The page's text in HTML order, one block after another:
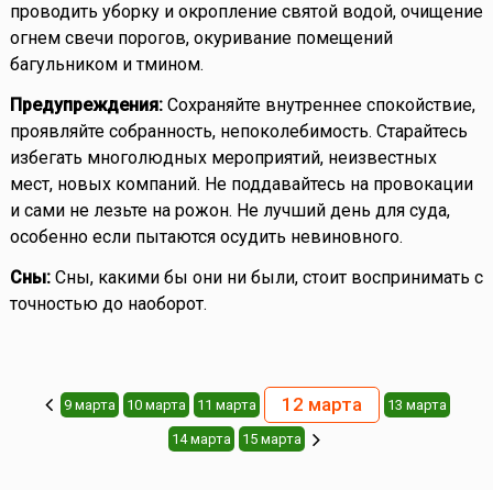
проводить уборку и окропление святой водой, очищение
огнем свечи порогов, окуривание помещений
багульником и тмином.
Предупреждения:Сохраняйте внутреннее спокойствие,
проявляйте собранность, непоколебимость. Старайтесь
избегать многолюдных мероприятий, неизвестных
мест, новых компаний. Не поддавайтесь на провокации
и сами не лезьте на рожон. Не лучший день для суда,
особенно если пытаются осудить невиновного.
Сны:Сны, какими бы они ни были, стоит воспринимать с
точностью до наоборот.
9 марта 10 марта 11 марта 12 марта 13 марта
14 марта 15 марта